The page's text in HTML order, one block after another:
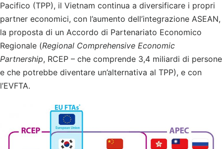
Pacifico (TPP), il Vietnam continua a diversificare i propri
partner economici, con l’aumento dell’integrazione ASEAN,
la proposta di un Accordo di Partenariato Economico
Regionale (Regional Comprehensive Economic
Partnership, RCEP – che comprende 3,4 miliardi di persone
e che potrebbe diventare un’alternativa al TPP), e con
l’EVFTA.